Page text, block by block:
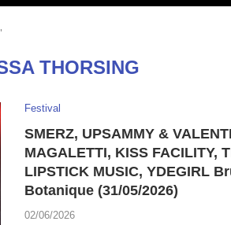
THORSING
Festival
SMERZ, UPSAMMY &
MAGALETTI, KISS FACILITY,
LIPSTICK MUSIC, YDEGIRL
Botanique (31/05/2026)
02/06/2026